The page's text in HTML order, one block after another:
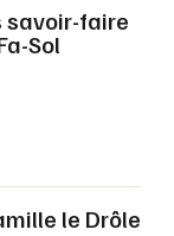
savoir-faire
Sol
le Drôle